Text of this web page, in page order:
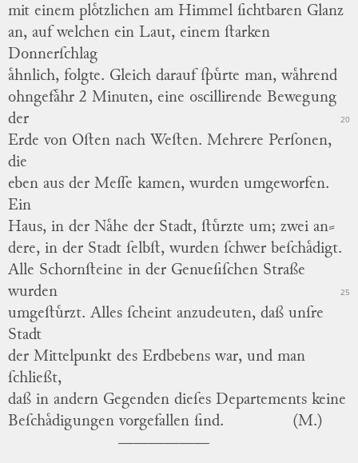
mit einem ploͤtzlichen am Himmel ſichtbaren Glanz
an, auf welchen ein Laut, einem ſtarken
Donnerſchlag
aͤhnlich, folgte. Gleich darauf ſpuͤrte man, waͤhrend
ohngefaͤhr 2 Minuten, eine oscillirende Bewegung
der
20
Erde von Oſten nach Weſten. Mehrere Perſonen,
die
eben aus der Meſſe kamen, wurden umgeworfen.
Ein
Haus, in der Naͤhe der Stadt, ſtuͤrzte um; zwei an⸗
dere, in der Stadt ſelbſt, wurden ſchwer beſchaͤdigt.
Alle Schornſteine in der Genueſiſchen Straße
wurden
25
umgeſtuͤrzt. Alles ſcheint anzudeuten, daß unſre
Stadt
der Mittelpunkt des Erdbebens war, und man
ſchließt,
daß in andern Gegenden dieſes Departements keine
Beſchaͤdigungen vorgefallen ſind.
(M.)